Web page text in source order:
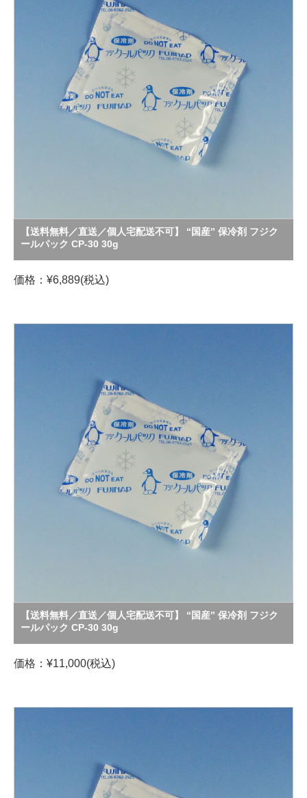
【送料無料／直送／個人宅配送不可】 “国産” 保冷剤 フジク
ールパック CP-30 30g
価格：¥6,889(税込)
【送料無料／直送／個人宅配送不可】 “国産” 保冷剤 フジク
ールパック CP-30 30g
価格：¥11,000(税込)